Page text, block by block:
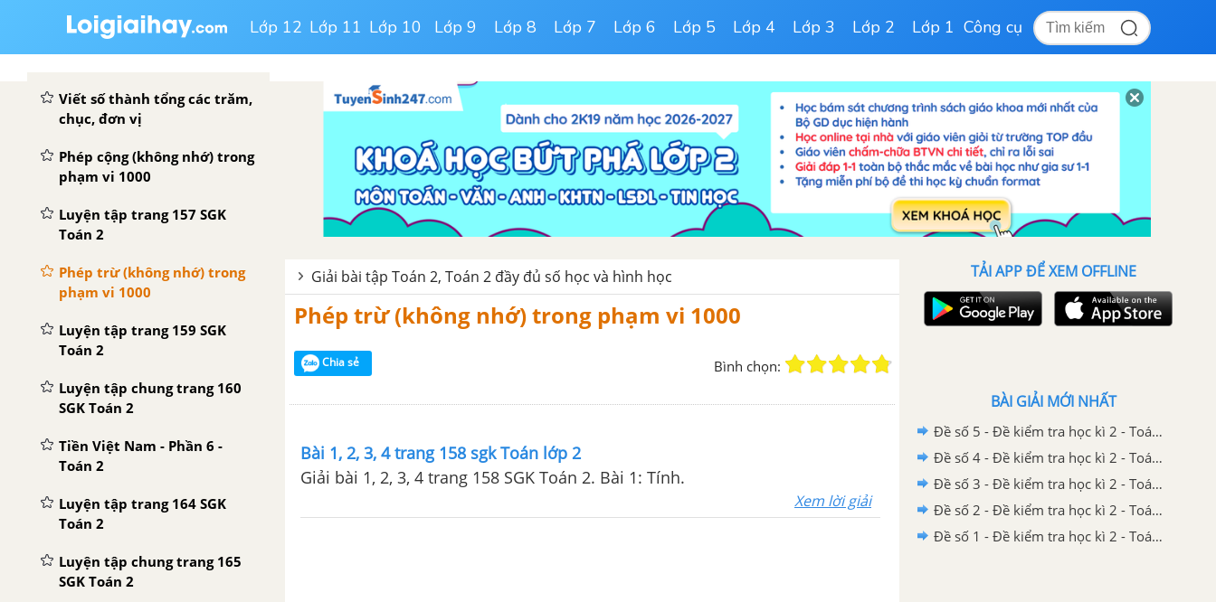
Lớp 12 Lớp 11 Lớp 10 Lớp 9 Lớp 8 Lớp 7 Lớp 6 Lớp 5 Lớp 4 Lớp 3 Lớp 2 Lớp 1 Công cụ
Luyện tập trang 154 SGK
Viết số thành tổng các trăm,
chục, đơn vị
Phép cộng (không nhớ) trong
phạm vi 1000
Luyện tập trang 157 SGK
Toán 2
Phép trừ (không nhớ) trong
phạm vi 1000
Luyện tập trang 159 SGK
Toán 2
Luyện tập chung trang 160
SGK Toán 2
Tiền Việt Nam - Phần 6 -
Toán 2
Luyện tập trang 164 SGK
Toán 2
Luyện tập chung trang 165
SGK Toán 2
Giải bài tập Toán 2, Toán 2 đầy đủ số học và hình học
Phép trừ (không nhớ) trong phạm vi 1000
Chia sẻ Bình chọn:
Bài 1, 2, 3, 4 trang 158 sgk Toán lớp 2
Giải bài 1, 2, 3, 4 trang 158 SGK Toán 2. Bài 1: Tính.
Xem lời giải
TẢI APP ĐỂ XEM OFFLINE
BÀI GIẢI MỚI NHẤT
Đề số 5 - Đề kiểm tra học kì 2 - Toán lớp 2
Đề số 4 - Đề kiểm tra học kì 2 - Toán lớp 2
Đề số 3 - Đề kiểm tra học kì 2 - Toán lớp 2
Đề số 2 - Đề kiểm tra học kì 2 - Toán lớp 2
Đề số 1 - Đề kiểm tra học kì 2 - Toán lớp 2